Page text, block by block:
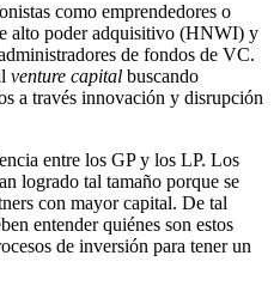
como emprendedores o
alto poder adquisitivo (HNWI) y
de fondos de VC.
venture capital buscando
a través innovación y disrupción
entre los GP y los LP. Los
logrado tal tamaño porque se
con mayor capital. De tal
entender quiénes son estos
de inversión para tener un